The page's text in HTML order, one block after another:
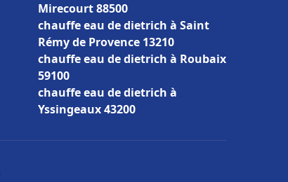
Mirecourt 88500
chauffe eau de dietrich à Saint
Rémy de Provence 13210
chauffe eau de dietrich à Roubaix
59100
chauffe eau de dietrich à
Yssingeaux 43200